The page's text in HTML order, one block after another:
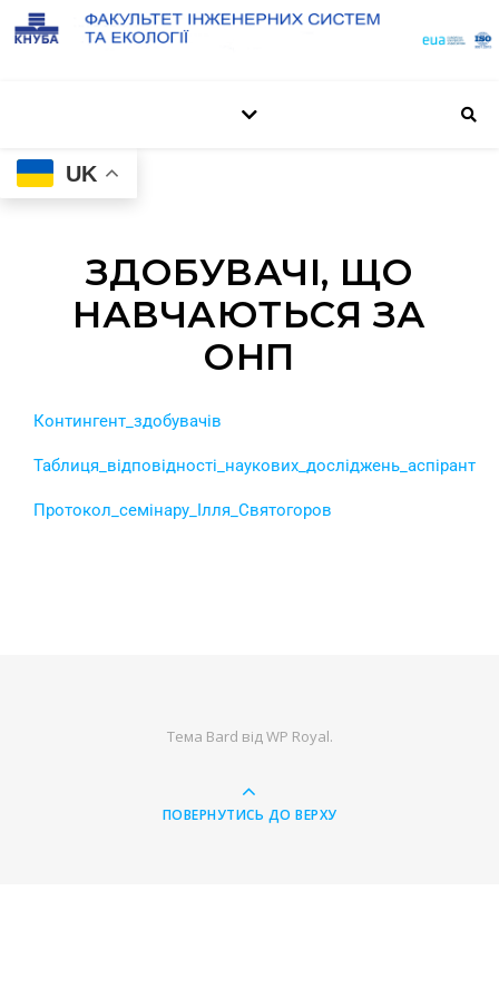
UK
ЗДОБУВАЧІ, ЩО
НАВЧАЮТЬСЯ ЗА
ОНП
Контингент_здобувачів
Протокол_семiнару_Iлля_Святогоров
Тема Bard відWP Royal.
ПОВЕРНУТИСЬ ДО ВЕРХУ